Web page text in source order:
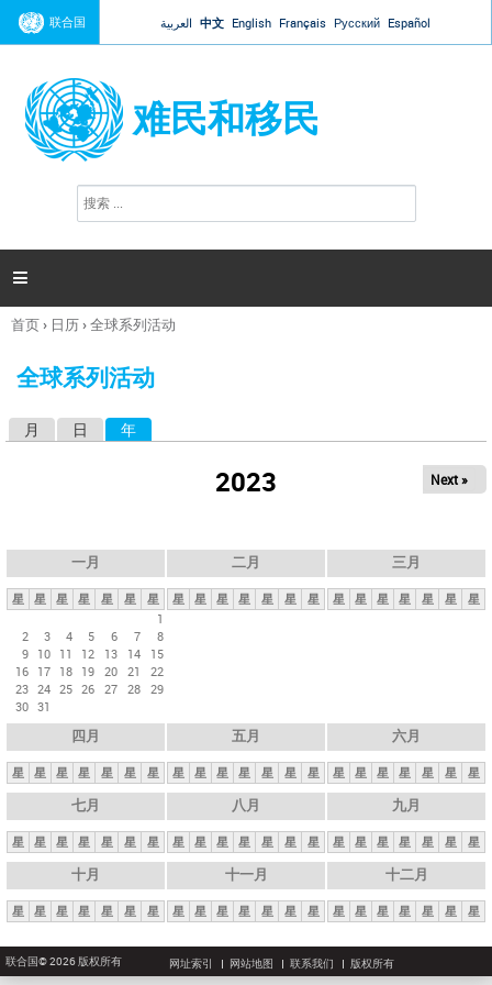
Jump to navigation
联合国 العربية 中文 English Français Русский Español
难民和移民
搜
索

你
这
首页› 日历›全球系列活动
全球系列活动
月 日 年
2023 Next »
一月
星 星 星 星 星 星
星
1
2
3 4 5 6 7
8
9 10 11 12 13 14
15
16 17 18 19 20 21
22
23 24 25 26 27 28 29
30 31
二月
星 星 星 星 星 星 星
三月
星 星 星 星 星 星 星
四月
星 星 星 星 星 星 星
五月
星 星 星 星 星 星 星
六月
星 星 星 星 星 星 星
七月
星 星 星 星 星 星 星
八月
星 星 星 星 星 星 星
九月
星 星 星 星 星 星 星
十月
星 星 星 星 星 星 星
十一月
星 星 星 星 星 星 星
十二月
星 星 星 星 星 星 星
联合国© 2026 版权所有 网址索引 网站地图 联系我们 版权所有